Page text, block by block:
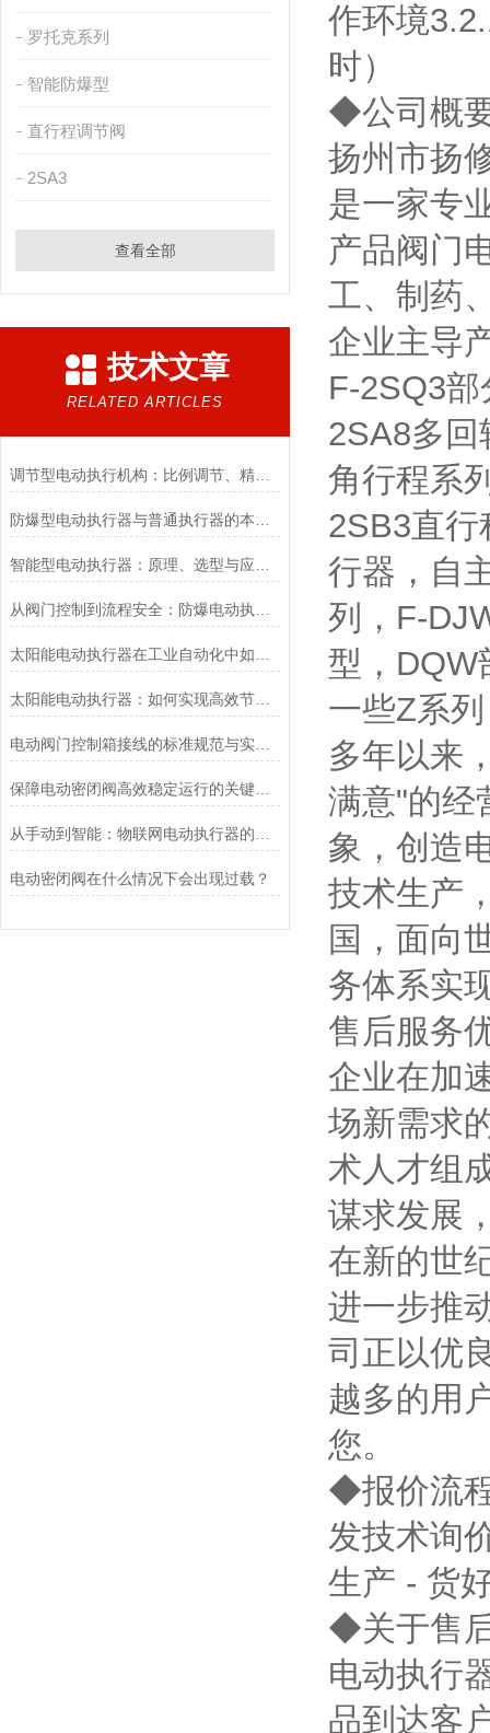
罗托克系列
智能防爆型
直行程调节阀
2SA3
查看全部
技术文章
RELATED ARTICLES
调节型电动执行机构：比例调节、精度控制要点
太阳能电动执行器：如何实现高效节能的自动化控制？
保障电动密闭阀高效稳定运行的关键举措
电动密闭阀在什么情况下会出现过载？
作环境
时）
◆公司概
扬州市扬
是一家专
产品阀门
工、制药
企业主导
F-2SQ3
2SA8多
角行程系
2SB3直
行器，自
列，F-
型，DQW
一些Z系
多年以来
满意"的经
象，创造
技术生产
国，面向
务体系实
售后服务
企业在加
场新需求
术人才组
谋求发展
在新的世
进一步推
司正以优
越多的用
您。
◆报价流
发技术询
生产 - 货
◆关于售
电动执行
品到达客